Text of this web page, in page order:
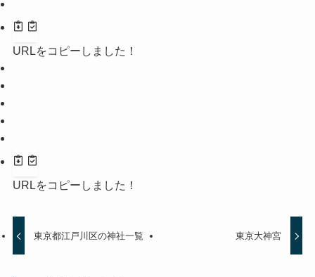
URLをコピーしました！
URLをコピーしました！
東京都江戸川区の神社一覧 東京大神宮